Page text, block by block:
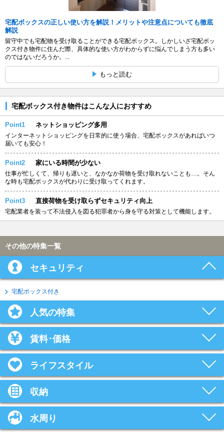
宅配ボックスの正しい使い方を解説！メリットや注意点についても徹底
解説
留守中でも宅配物を受け取ることができる宅配ボックス。しかしいざ宅配ボッ
クス付き物件に住んだ際、具体的な使い方がわからずに悩んでしまう方も多い
のではないだろうか。...
もっと読む
宅配ボックス付き物件はこんな人におすすめ
Point1 ネットショッピング多用
インターネットショッピングを日常的に使う場合、宅配ボックスがあればいつ
届いても安心！
Point2 家にいる時間が少ない
仕事が忙しくて、帰りも遅いと、なかなか荷物を受け取れないことも…。そん
な時も宅配ボックスが代わりに受け取ってくれます。
Point3 直接荷物を受け取らずセキュリティ向上
宅配業者を装って不法侵入を図る犯罪者から身を守る対策として機能します。
その他の特集一覧
セキュリティ
宅配ボックス付き
人気の特集
賃料･価格
ライフスタイル
収納
水周り